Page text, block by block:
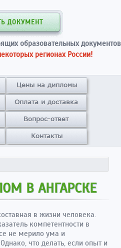
ДОКУМЕНТ
образовательных документов
регионах России!
Цены на дипломы
Оплата и доставка
Вопрос-ответ
Контакты
В АНГАРСКЕ
в жизни человека.
компетентности в
не мерило ума и
что делать, если опыт и